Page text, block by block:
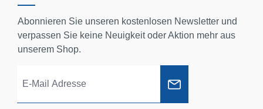
Abonnieren Sie unseren kostenlosen Newsletter und
verpassen Sie keine Neuigkeit oder Aktion mehr aus
unserem Shop.